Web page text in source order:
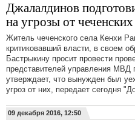
Джалалдинов
на угрозы от
Житель чеченского села Кенхи
критиковавший власти, в своем
Бастрыкину просит провести
представителей управления
утверждает, что вынужден был
угроз от них, передает сегодня
09 декабря 2016, 12:50